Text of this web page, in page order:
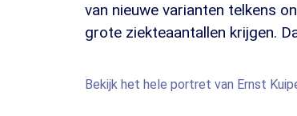
van nieuwe varianten telkens
grote ziekteaantallen krijgen.
Bekijk het hele portret van Ernst